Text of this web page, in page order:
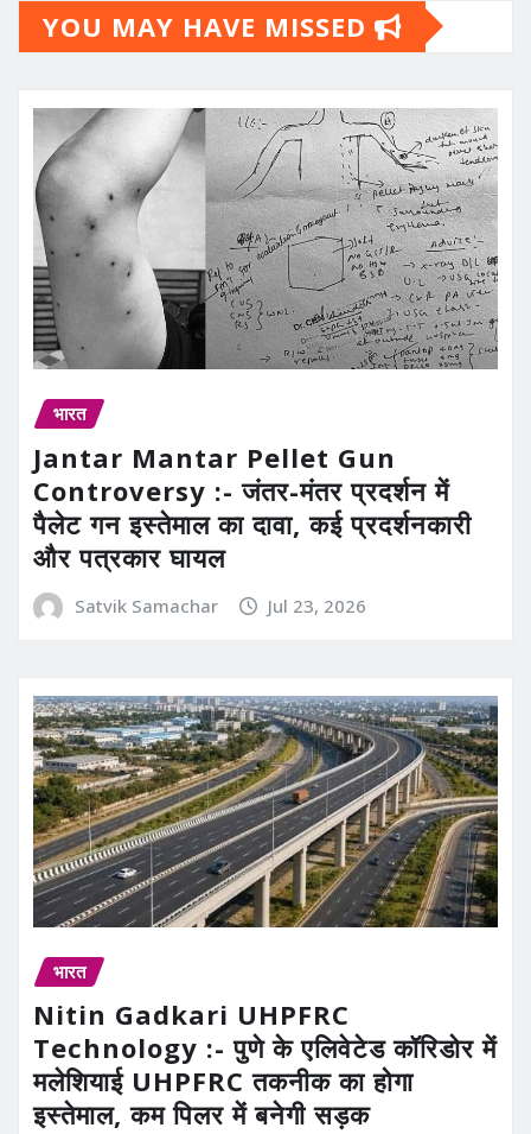
YOU MAY HAVE MISSED
भारत
Jantar Mantar Pellet Gun
Controversy :- जंतर-मंतर प्रदर्शन में
पैलेट गन इस्तेमाल का दावा, कई प्रदर्शनकारी
और पत्रकार घायल
Satvik Samachar Jul 23, 2026
भारत
Nitin Gadkari UHPFRC
Technology :- पुणे के एलिवेटेड कॉरिडोर में
मलेशियाई UHPFRC तकनीक का होगा
इस्तेमाल, कम पिलर में बनेगी सड़क